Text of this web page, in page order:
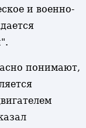
и военно-
понимают,